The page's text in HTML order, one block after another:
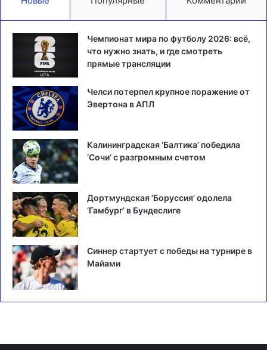
Чемпионат мира по футболу 2026: всё,
что нужно знать, и где смотреть
прямые трансляции
Челси потерпел крупное поражение от
Эвертона в АПЛ
Калининградская ‘Балтика’ победила
‘Сочи’ с разгромным счетом
Дортмундская ‘Боруссия’ одолела
‘Гамбург’ в Бундеслиге
Синнер стартует с победы на турнире в
Майами